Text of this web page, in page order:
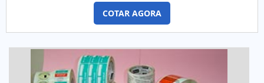
SOBRE O FUNCIONAMENTO DO PRODUTOA personalização
de um produto é uma maneira de torná-lo único e dentro
das exigências necessárias. Isso ocorre também com as
COTAR AGORA